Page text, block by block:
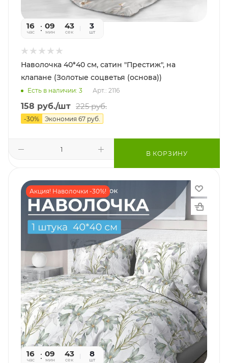
16
час
09
мин
41
сек
3
шт
Наволочка 40*40 см, сатин "Престиж", на
клапане (Золотые соцветья (основа))
Есть в наличии: 3 Арт.: 2116
158 руб./шт 225руб.
-30% Экономия 67 руб.
В КОРЗИНУ
Акция! Наволочки -30%!
16
час
09
мин
41
сек
8
шт